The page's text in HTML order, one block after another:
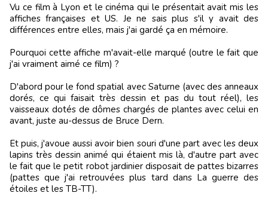
Vu ce film à Lyon et le cinéma qui le présentait avait mis les
affiches françaises et US. Je ne sais plus s'il y avait des
différences entre elles, mais j'ai gardé ça en mémoire.
Pourquoi cette affiche m'avait-elle marqué (outre le fait que
j'ai vraiment aimé ce film) ?
D'abord pour le fond spatial avec Saturne (avec des anneaux
dorés, ce qui faisait très dessin et pas du tout réel), les
vaisseaux dotés de dômes chargés de plantes avec celui en
avant, juste au-dessus de Bruce Dern.
Et puis, j'avoue aussi avoir bien souri d'une part avec les deux
lapins très dessin animé qui étaient mis là, d'autre part avec
le fait que le petit robot jardinier disposait de pattes bizarres
(pattes que j'ai retrouvées plus tard dans La guerre des
étoiles et les TB-TT).